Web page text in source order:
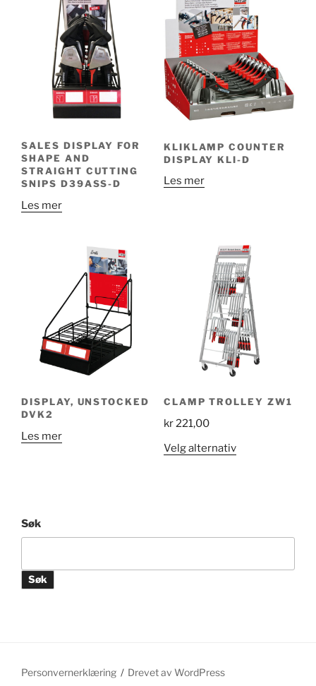
SALES DISPLAY FOR
SHAPE AND
STRAIGHT CUTTING
SNIPS D39ASS-D
Les mer
KLIKLAMP COUNTER
DISPLAY KLI-D
Les mer
DISPLAY, UNSTOCKED
DVK2
Les mer
CLAMP TROLLEY ZW1
kr221,00
Velg alternativDette
Søk
Søk
Personvernerklæring Drevet av WordPress